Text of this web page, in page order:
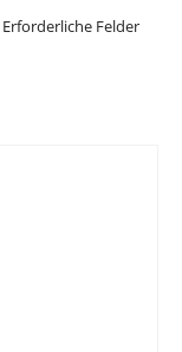
Erforderliche Felder